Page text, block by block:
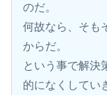
のだ。
何故なら、そも
からだ。
という事で解決
的になくしてい